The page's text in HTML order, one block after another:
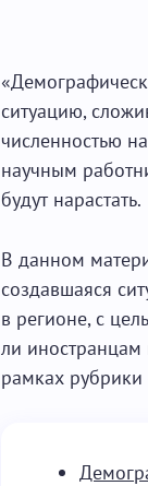
ситуацию,
численностью
научным
будут нарастать.
В данном
создавшаяся
в регионе, с
ли иностранцам
рамках рубрики